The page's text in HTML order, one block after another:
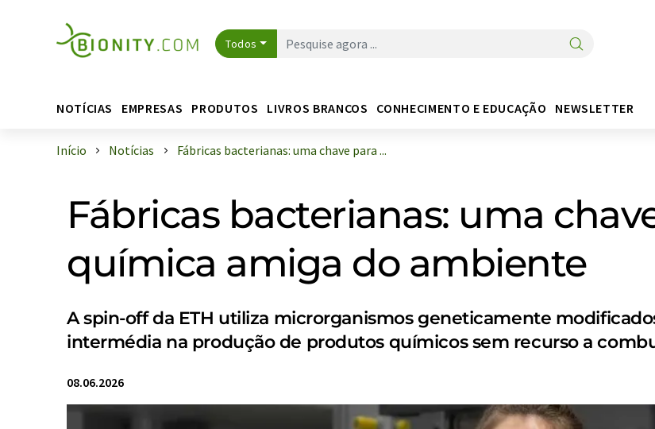
Todos
NOTÍCIAS EMPRESAS PRODUTOS LIVROS BRANCOS CONHECIMENTO E EDUCAÇÃO NEWSLETTER
Início Notícias Fábricas bacterianas: uma chave para ...
Fábricas bacterianas: uma
química amiga do ambiente
A spin-off da ETH utiliza microrganismos geneticamente
intermédia na produção de produtos químicos sem recurso a
08.06.2026